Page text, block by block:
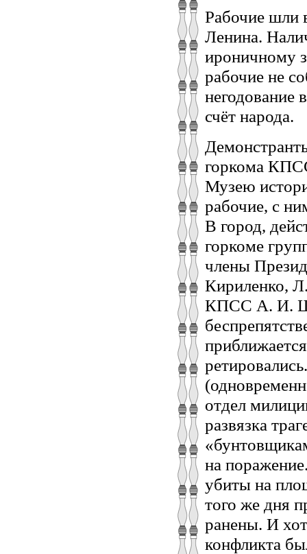
Рабочие шли
Ленина.
ироничному
рабочие не
негодование
счёт народа.
горкома
Музею
рабочие, с
В город,
горкоме
члены
Кириленко,
КПСС А. И.
отдел
развязка
на
убиты на
того же дня
ранены. И
конфликта